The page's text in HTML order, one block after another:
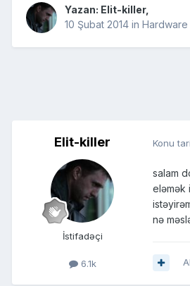
Yazan: Elit-killer,
10 Şubat 2014 in
Elit-killer
İstifadəçi
6.1k
Konu
salam
eləmək
nə